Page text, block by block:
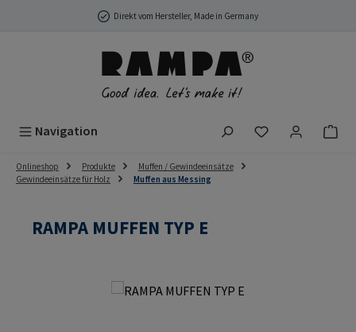
Zum Hauptinhalt springenDirekt vom Hersteller, Made in Germany
Navigation Du hast 0
Onlineshop Produkte
Muffen / Gewindeeinsätze
Gewindeeinsätze für Holz
Muffen aus Messing
RAMPA MUFFEN TYP E
Bildergalerie überspringen